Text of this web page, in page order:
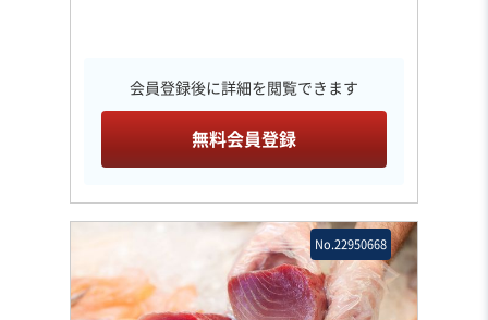
会員登録後に詳細を閲覧できます
無料会員登録
No.22950668